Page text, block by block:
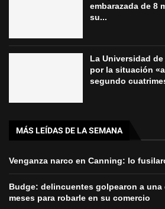
embarazada de 8
su...
La Universidad
por la situación
segundo
MÁS LEÍDAS DE LA SEMANA
Venganza narco en Canning: lo
Budge: delincuentes golpearon a una
meses para robarle en su comercio